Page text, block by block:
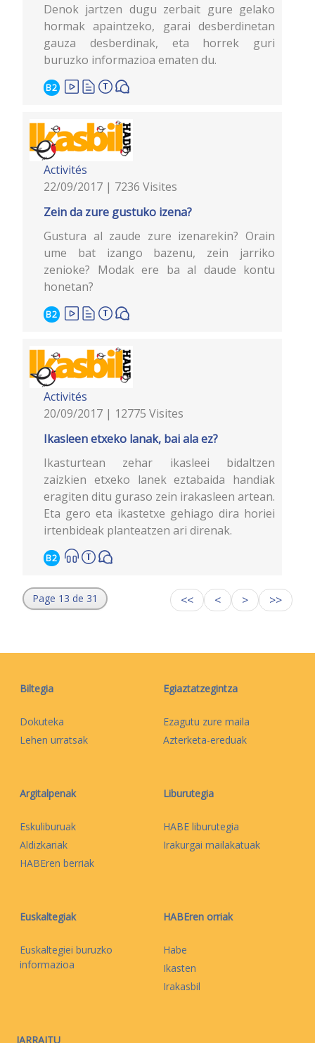
Denok jartzen dugu zerbait gure gelako
hormak apaintzeko, garai desberdinetan
gauza desberdinak, eta horrek guri
buruzko informazioa ematen du.
B2
Activités
22/09/2017 | 7236 Visites
Zein da zure gustuko izena?
Gustura al zaude zure izenarekin? Orain
ume bat izango bazenu, zein jarriko
zenioke? Modak ere ba al daude kontu
honetan?
B2
Activités
20/09/2017 | 12775 Visites
Ikasleen etxeko lanak, bai ala ez?
Ikasturtean zehar ikasleei bidaltzen
zaizkien etxeko lanek eztabaida handiak
eragiten ditu guraso zein irakasleen artean.
Eta gero eta ikastetxe gehiago dira horiei
irtenbideak planteatzen ari direnak.
B2
Page 13 de 31 << < > >>
Biltegia
Dokuteka
Lehen urratsak
Egiaztatzegintza
Ezagutu zure maila
Azterketa-ereduak
Argitalpenak
Eskuliburuak
Aldizkariak
HABEren berriak
Liburutegia
HABE liburutegia
Irakurgai mailakatuak
Euskaltegiak
Euskaltegiei buruzko
informazioa
HABEren orriak
Habe
Ikasten
Irakasbil
JARRAITU